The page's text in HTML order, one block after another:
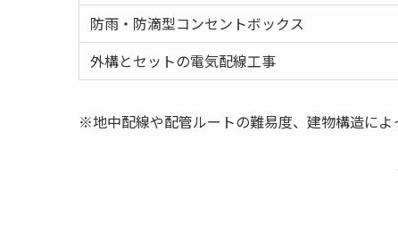
防雨・防滴型コンセントボックス
外構とセットの電気配線工事
※地中配線や配管ルートの難易度、建物構造によ